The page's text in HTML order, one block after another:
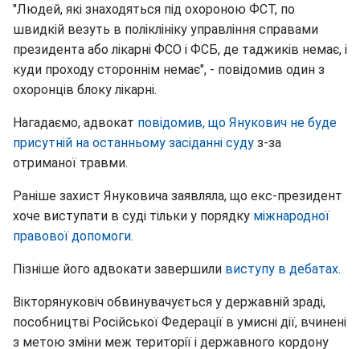
"Людей, які знаходяться під охороною ФСТ, по
швидкій везуть в поліклініку управління справами
президента або лікарні ФСО і ФСБ, де таджиків немає, і
куди проходу стороннім немає", - повідомив один з
охоронців блоку лікарні.
Нагадаємо, адвокат повідомив, що Янукович не буде
присутній на останньому засіданні суду з-за
отриманої травми.
Раніше захист Януковича заявляла, що екс-президент
хоче виступати в суді тільки у порядку міжнародної
правової допомоги.
Пізніше його адвокати завершили виступу в дебатах.
Вікторянуковіч обвинувачується у державній зраді,
пособництві Російської Федерації в умисні дії, вчинені
з метою зміни меж території і державного кордону